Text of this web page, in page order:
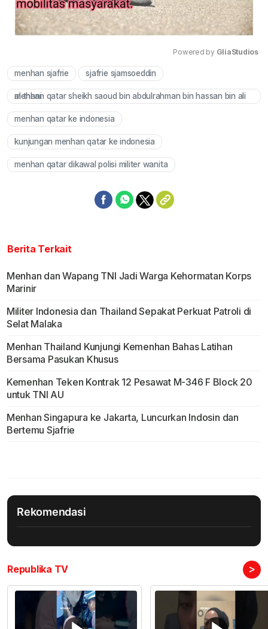
Powered by GliaStudios
menhan sjafrie sjafrie sjamsoeddin
menhan qatar sheikh saoud bin abdulrahman bin hassan bin ali al thani
menhan qatar ke indonesia
kunjungan menhan qatar ke indonesia
menhan qatar dikawal polisi militer wanita
Berita Terkait
Menhan dan Wapang TNI Jadi Warga Kehormatan Korps
Marinir
Militer Indonesia dan Thailand Sepakat Perkuat Patroli di
Selat Malaka
Menhan Thailand Kunjungi Kemenhan Bahas Latihan
Bersama Pasukan Khusus
Kemenhan Teken Kontrak 12 Pesawat M-346 F Block 20
untuk TNI AU
Menhan Singapura ke Jakarta, Luncurkan Indosin dan
Bertemu Sjafrie
Rekomendasi
Republika TV >